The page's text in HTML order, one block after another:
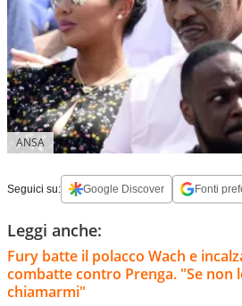
ANSA
Seguici su: Google Discover Fonti
Leggi anche:
Fury batte il polacco Wach e
combatte contro Prenga. "Se non
chiamarmi"